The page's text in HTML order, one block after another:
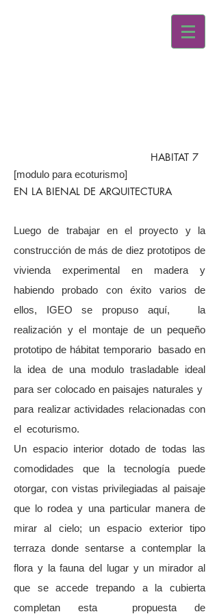
HABITAT 7
[modulo para ecoturismo]
EN LA BIENAL DE ARQUITECTURA
Luego de trabajar en el proyecto y la
construcción de más de diez prototipos de
vivienda experimental en madera y
habiendo probado con éxito varios de
ellos, IGEO se propuso aquí, la
realización y el montaje de un pequeño
prototipo de hábitat temporario basado en
la idea de una modulo trasladable ideal
para ser colocado en paisajes naturales y
para realizar actividades relacionadas con
el ecoturismo.
Un espacio interior dotado de todas las
comodidades que la tecnología puede
otorgar, con vistas privilegiadas al paisaje
que lo rodea y una particular manera de
mirar al cielo; un espacio exterior tipo
terraza donde sentarse a contemplar la
flora y la fauna del lugar y un mirador al
que se accede trepando a la cubierta
completan esta propuesta de